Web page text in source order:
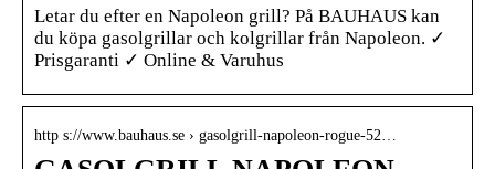
Letar du efter en Napoleon grill? På BAUHAUS kan
du köpa gasolgrillar och kolgrillar från Napoleon. ✓
Prisgaranti ✓ Online & Varuhus
http s://www.bauhaus.se › gasolgrill-napoleon-rogue-52…